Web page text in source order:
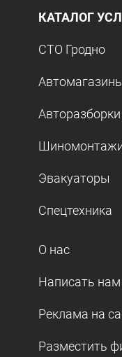
КАТАЛОГ
СТО Гродно
Авторазборки
Эвакуаторы
Спецтехника
О нас
Написать нам
Реклама на
Разместить